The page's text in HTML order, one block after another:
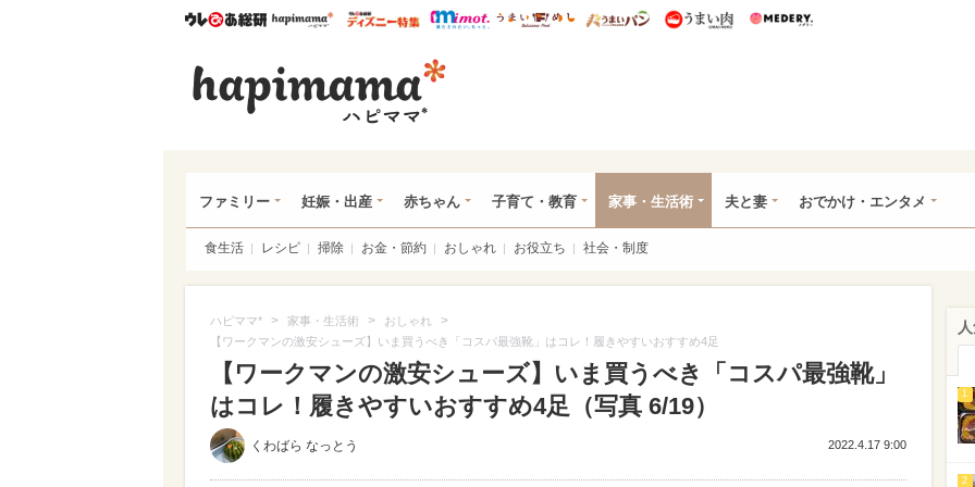
ウレぴあ総研ハピママ* ウレぴあ総研 ディズニー特集
mimot. うまいめし うまいパン うまい肉
ファミリー 妊娠・出産 赤ちゃん 子育て・教育 家事・生活術 夫と妻 おでかけ・エンタメ
食生活 レシピ 掃除 お金・節約 おしゃれ お役立ち 社会・制度
ハピママ* > 家事・生活術 > おしゃれ >
【ワークマンの激安シューズ】いま買うべき「コスパ最強靴」はコレ！履きやすいおすすめ4足
【ワークマンの激安シューズ】いま買うべき「コスパ最強靴」
はコレ！履きやすいおすすめ4足（写真 6/19）
くわばら なっとう 2022.4.17 9:00
1
2